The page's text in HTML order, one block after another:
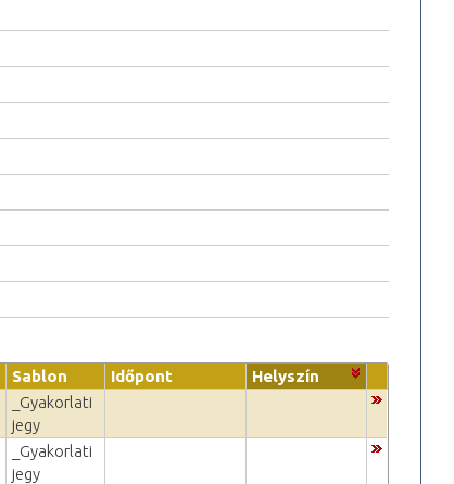
Sablon Időpont
Helyszín
_Gyakorlati
jegy
_Gyakorlati
jegy